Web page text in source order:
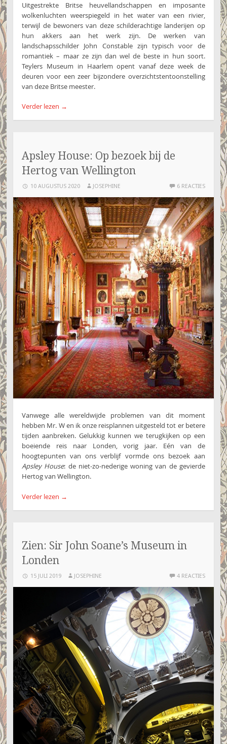
Uitgestrekte Britse heuvellandschappen en imposante
wolkenluchten weerspiegeld in het water van een rivier,
terwijl de bewoners van deze schilderachtige landerijen op
hun akkers aan het werk zijn. De werken van
landschapsschilder John Constable zijn typisch voor de
romantiek – maar ze zijn dan wel de beste in hun soort.
Teylers Museum in Haarlem opent vanaf deze week de
deuren voor een zeer bijzondere overzichtstentoonstelling
van deze Britse meester.
Verder lezen →
Apsley House: Op bezoek bij de
Hertog van Wellington
10 AUGUSTUS 2020 JOSEPHINE 6 REACTIES
Vanwege alle wereldwijde problemen van dit moment
hebben Mr. W en ik onze reisplannen uitgesteld tot er betere
tijden aanbreken. Gelukkig kunnen we terugkijken op een
boeiende reis naar Londen, vorig jaar. Eén van de
hoogtepunten van ons verblijf vormde ons bezoek aan
Apsley House: de niet-zo-nederige woning van de gevierde
Hertog van Wellington.
Verder lezen →
Zien: Sir John Soane’s Museum in
Londen
15 JULI 2019 JOSEPHINE 4 REACTIES